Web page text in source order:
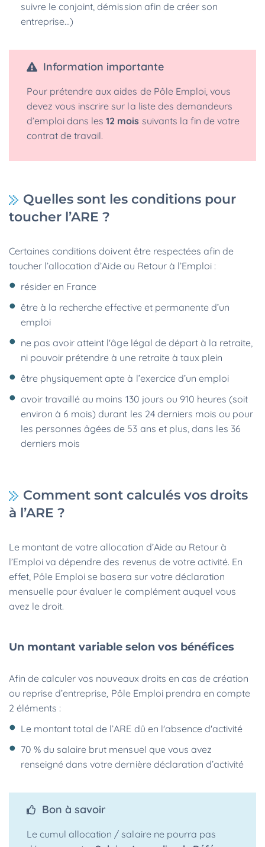
suivre le conjoint, démission afin de créer son
entreprise...)
Information importante
Pour prétendre aux aides de Pôle Emploi, vous
devez vous inscrire sur la liste des demandeurs
d’emploi dans les12 mois suivants la fin de votre
contrat de travail.
Quelles sont les conditions pour
toucher l’ARE ?
Certaines conditions doivent être respectées afin de
toucher l’allocation d’Aide au Retour à l’Emploi :
résider en France
être à la recherche effective et permanente d’un
emploi
ne pas avoir atteint l'âge légal de départ à la retraite,
ni pouvoir prétendre à une retraite à taux plein
être physiquement apte à l’exercice d’un emploi
avoir travaillé au moins 130 jours ou 910 heures (soit
environ à 6 mois) durant les 24 derniers mois ou pour
les personnes âgées de 53 ans et plus, dans les 36
derniers mois
Comment sont calculés vos droits
à l’ARE ?
Le montant de votre allocation d’Aide au Retour à
l’Emploi va dépendre des revenus de votre activité. En
effet, Pôle Emploi se basera sur votre déclaration
mensuelle pour évaluer le complément auquel vous
avez le droit.
Un montant variable selon vos bénéfices
Afin de calculer vos nouveaux droits en cas de création
ou reprise d’entreprise, Pôle Emploi prendra en compte
2 éléments :
Le montant total de l’ARE dû en l'absence d'activité
70 % du salaire brut mensuel que vous avez
renseigné dans votre dernière déclaration d’activité
Bon à savoir
Le cumul allocation / salaire ne pourra pas